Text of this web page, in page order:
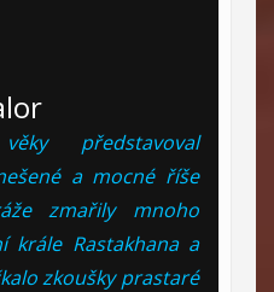
představoval
a mocné říše
zmařily mnoho
krále Rastakhana a
zkoušky prastaré